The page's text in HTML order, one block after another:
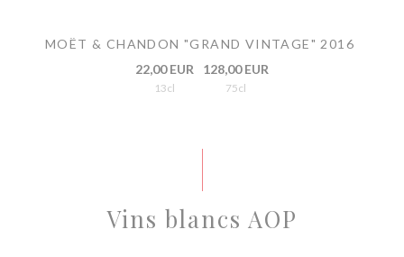
MOËT & CHANDON "GRAND VINTAGE" 2016
22,00 EUR
13cl
128,00 EUR
75cl
Vins blancs AOP